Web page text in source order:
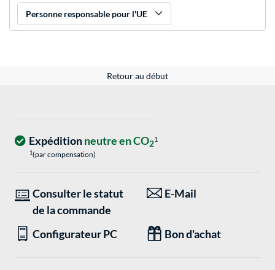
Personne responsable pour l'UE
Retour au début
Expéditionneutre en CO21
1(par compensation)
Consulter le statut
de la commande
E-Mail
Configurateur PC Bon d'achat